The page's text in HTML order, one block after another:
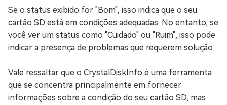
Se o status exibido for "Bom", isso indica que o seu
cartão SD está em condições adequadas. No entanto, se
você ver um status como "Cuidado" ou "Ruim", isso pode
indicar a presença de problemas que requerem solução.
Vale ressaltar que o CrystalDiskInfo é uma ferramenta
que se concentra principalmente em fornecer
informações sobre a condição do seu cartão SD, mas